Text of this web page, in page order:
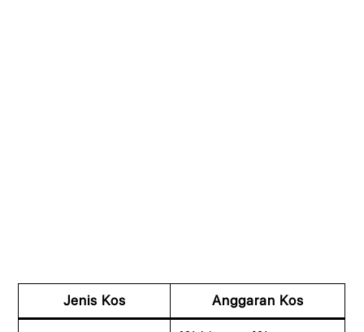
Jenis Kos Anggaran Kos